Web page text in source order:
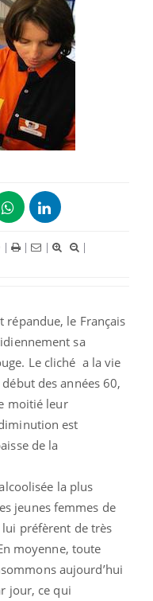
| | |
|
répandue, le Français
sa
Le cliché a la vie
des années 60,
moitié leur
est
de la
la plus
jeunes femmes de
préfèrent de très
moyenne, toute
aujourd’hui
jour, ce qui